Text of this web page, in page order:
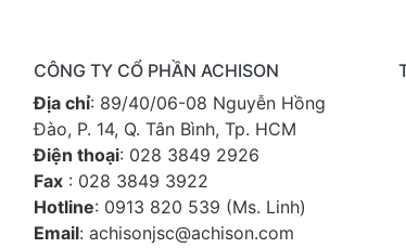
CÔNG TY CỔ PHẦN ACHISON
Địa chỉ: 89/40/06-08 Nguyễn Hồng
Đào, P. 14, Q. Tân Bình, Tp. HCM
Điện thoại: 028 3849 2926
Fax : 028 3849 3922
Hotline: 0913 820 539 (Ms. Linh)
Email: achisonjsc@achison.com